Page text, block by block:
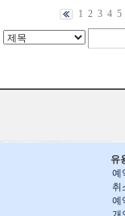
1 2 3 4 5
유
예
취
예